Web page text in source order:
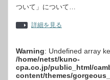
ついて」について…
詳細を見る
Warning: Undefined array
/home/netst/kuno-
cpa.co.jp/public_html/
content/themes/